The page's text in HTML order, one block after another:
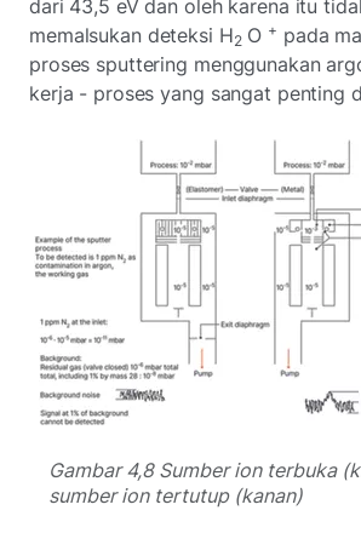
dari 43,5 eV dan oleh karena itu
memalsukan deteksi H2O + pada
proses sputtering menggunakan
kerja - proses yang sangat penting
Gambar 4,8 Sumber ion terbuka
sumber ion tertutup (kanan)